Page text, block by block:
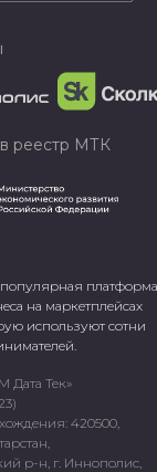
платформа
на маркетплейсах
используют сотни
Тек»
420500,
р-н, г. Иннополис,
реестр МТК